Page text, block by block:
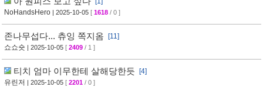
NoHandsHero | 2025-10-05 [ 1618 / 0 ]
존나무섭다... 츄잉 쪽지옴
[11]
쇼쇼숏 | 2025-10-05 [ 2409 / 1 ]
티치 엄마 이무한테 살해당한듯
[4]
유린저 | 2025-10-05 [ 2201 / 0 ]